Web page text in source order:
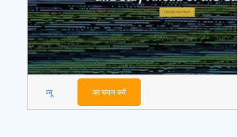
व्यू का चयन करें